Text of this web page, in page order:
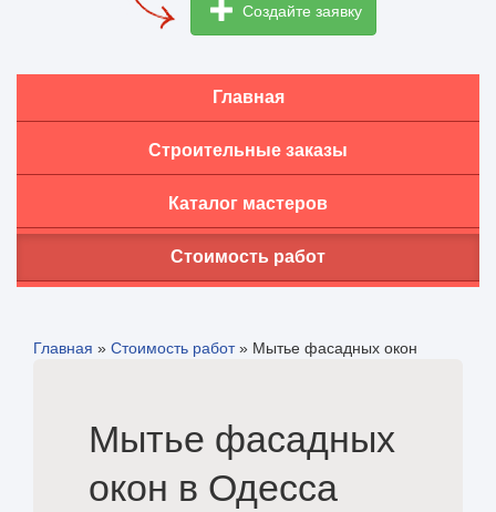
Создайте заявку
Главная
Строительные заказы
Каталог мастеров
Стоимость работ
Главная » Стоимость работ» Мытье фасадных окон
Мытье фасадных
окон в Одесса